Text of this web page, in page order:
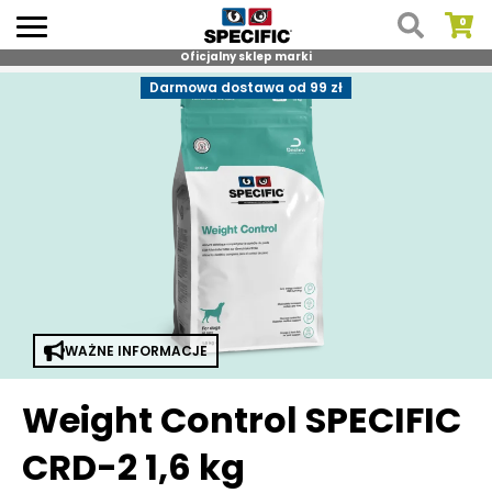
Skip
Oficjalny sklep marki
Darmowa dostawa od 99 zł
WAŻNE INFORMACJE
Weight Control SPECIFIC
CRD-2 1,6 kg